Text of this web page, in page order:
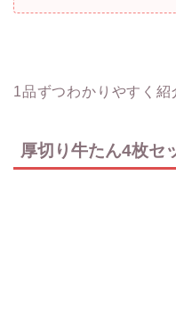
1品ずつわかりやすく紹
厚切り牛たん4枚セ